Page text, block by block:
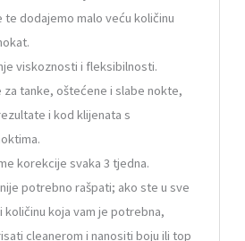
te dodajemo malo veću količinu
viskoznosti i fleksibilnosti.
za tanke, oštećene i slabe nokte,
i kod klijenata s
korekcije svaka 3 tjedna.
potrebno rašpati; ako ste u sve
količinu koja vam je potrebna,
cleanerom i nanositi boju ili top